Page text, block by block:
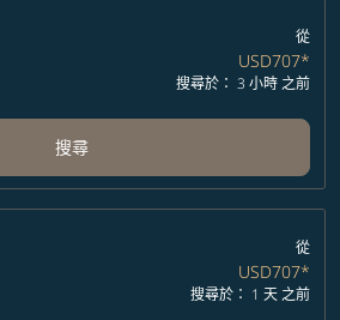
從
USD707*
搜尋於： 3 小時 之前
搜尋
從
USD707*
搜尋於： 1 天 之前